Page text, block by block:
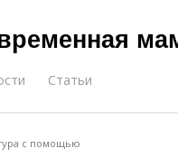
Статьи
с помощью